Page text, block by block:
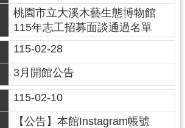
桃園市立大溪木藝生態博物館
115年志工招募面談通過名單
115-02-28
3月開館公告
115-02-10
【公告】本館Instagram帳號